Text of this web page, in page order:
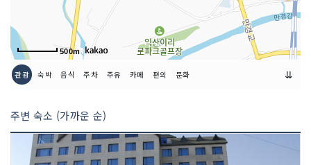
500m
관광 숙박 음식 주차 주유 카페 편의 문화 ⇊
주변 숙소 (가까운 순)